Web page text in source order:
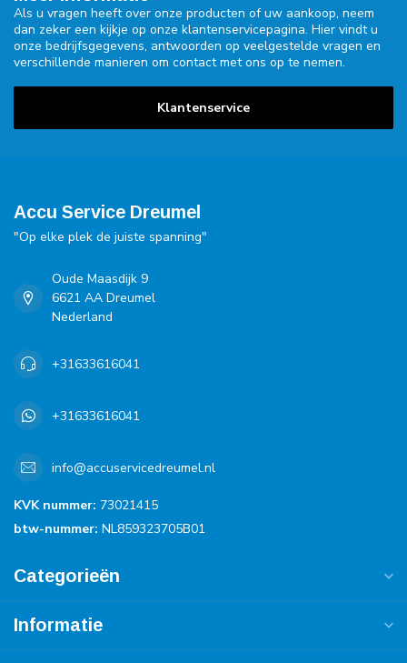
Als u vragen heeft over onze producten of uw aankoop, neem
dan zeker een kijkje op onze klantenservicepagina. Hier vindt u
onze bedrijfsgegevens, antwoorden op veelgestelde vragen en
verschillende manieren om contact met ons op te nemen.
Klantenservice
Accu Service Dreumel
"Op elke plek de juiste spanning"
Oude Maasdijk 9
6621 AA Dreumel
Nederland
+31633616041
+31633616041
info@accuservicedreumel.nl
KVK nummer: 73021415
btw-nummer: NL859323705B01
Categorieën
Informatie